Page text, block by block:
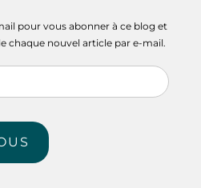
pour vous abonner à ce blog et
chaque nouvel article par e-mail.